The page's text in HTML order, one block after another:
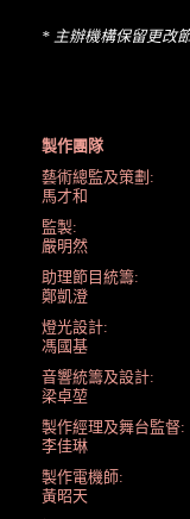
* 主辦機構保留更改
製作團隊
藝術總監及策劃:
馬才和
監製:
嚴明然
助理節目統籌:
鄭凱澄
燈光設計:
馮國基
音響統籌及設計:
梁卓堃
製作經理及舞台監督:
李佳琳
製作電機師:
黃昭天